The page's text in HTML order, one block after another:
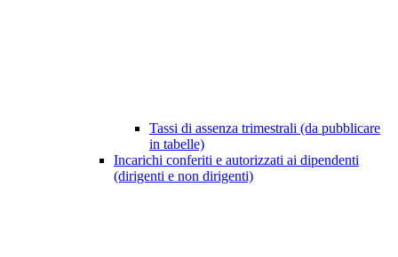
Tassi di assenza trimestrali (da pubblicare
in tabelle)
Incarichi conferiti e autorizzati ai dipendenti
(dirigenti e non dirigenti)